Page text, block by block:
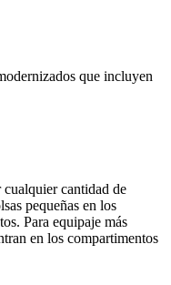
que incluyen
cantidad de
pequeñas en los
Para equipaje más
en los compartimentos